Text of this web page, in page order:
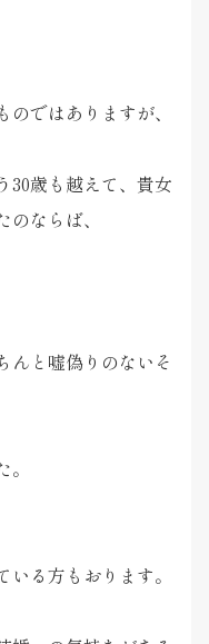
ではありますが、
30歳も越えて、貴女
ならば、
んと嘘偽りのないそ
る方もおります。